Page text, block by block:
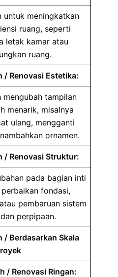
untuk meningkatkan
ruang, seperti
letak kamar atau
ruang.
/ Renovasi Estetika:
mengubah tampilan
menarik, misalnya
ulang, mengganti
ornamen.
/ Renovasi Struktur:
pada bagian inti
fondasi,
pembaruan sistem
perpipaan.
/ Berdasarkan Skala
/ Renovasi Ringan: